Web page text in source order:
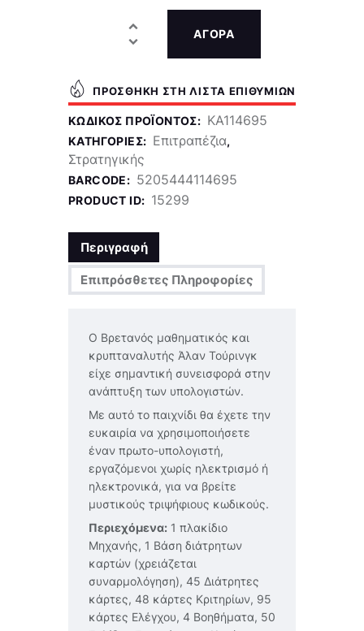
ΑΓΟΡΑ
ΠΡΟΣΘΉΚΗ ΣΤΗ ΛΊΣΤΑ ΕΠΙΘΥΜΙΏΝ
ΚΩΔΙΚΌΣ ΠΡΟΪΌΝΤΟΣ: KA114695
ΚΑΤΗΓΟΡΊΕΣ: Επιτραπέζια,
Στρατηγικής
BARCODE: 5205444114695
PRODUCT ID: 15299
Περιγραφή
Επιπρόσθετες Πληροφορίες
Ο Βρετανός μαθηματικός και
κρυπταναλυτής Άλαν Τούρινγκ
είχε σημαντική συνεισφορά στην
ανάπτυξη των υπολογιστών.
Με αυτό το παιχνίδι θα έχετε την
ευκαιρία να χρησιμοποιήσετε
έναν πρωτο-υπολογιστή,
εργαζόμενοι χωρίς ηλεκτρισμό ή
ηλεκτρονικά, για να βρείτε
μυστικούς τριψήφιους κωδικούς.
Περιεχόμενα: 1 πλακίδιο
Μηχανής, 1 Βάση διάτρητων
καρτών (χρειάζεται
συναρμολόγηση), 45 Διάτρητες
κάρτες, 48 κάρτες Κριτηρίων, 95
κάρτες Ελέγχου, 4 Βοηθήματα, 50